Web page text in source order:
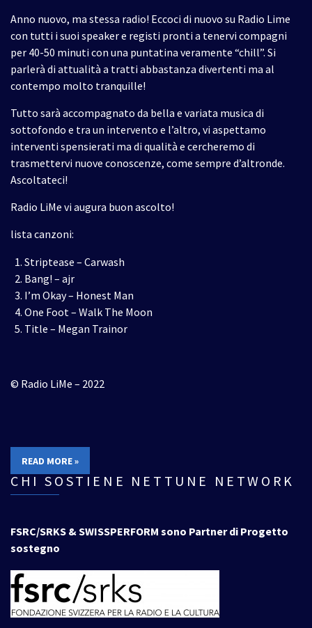
Anno nuovo, ma stessa radio! Eccoci di nuovo su Radio Lime
con tutti i suoi speaker e registi pronti a tenervi compagni
per 40-50 minuti con una puntatina veramente “chill”. Si
parlerà di attualità a tratti abbastanza divertenti ma al
contempo molto tranquille!
Tutto sarà accompagnato da bella e variata musica di
sottofondo e tra un intervento e l’altro, vi aspettamo
interventi spensierati ma di qualità e cercheremo di
trasmettervi nuove conoscenze, come sempre d’altronde.
Ascoltateci!
Radio LiMe vi augura buon ascolto!
lista canzoni:
Striptease – Carwash
Bang! – ajr
I’m Okay – Honest Man
One Foot – Walk The Moon
Title – Megan Trainor
© Radio LiMe – 2022
READ MORE »
CHI SOSTIENE NETTUNE NETWORK
FSRC/SRKS & SWISSPERFORM sono Partner di Progetto
sostegno